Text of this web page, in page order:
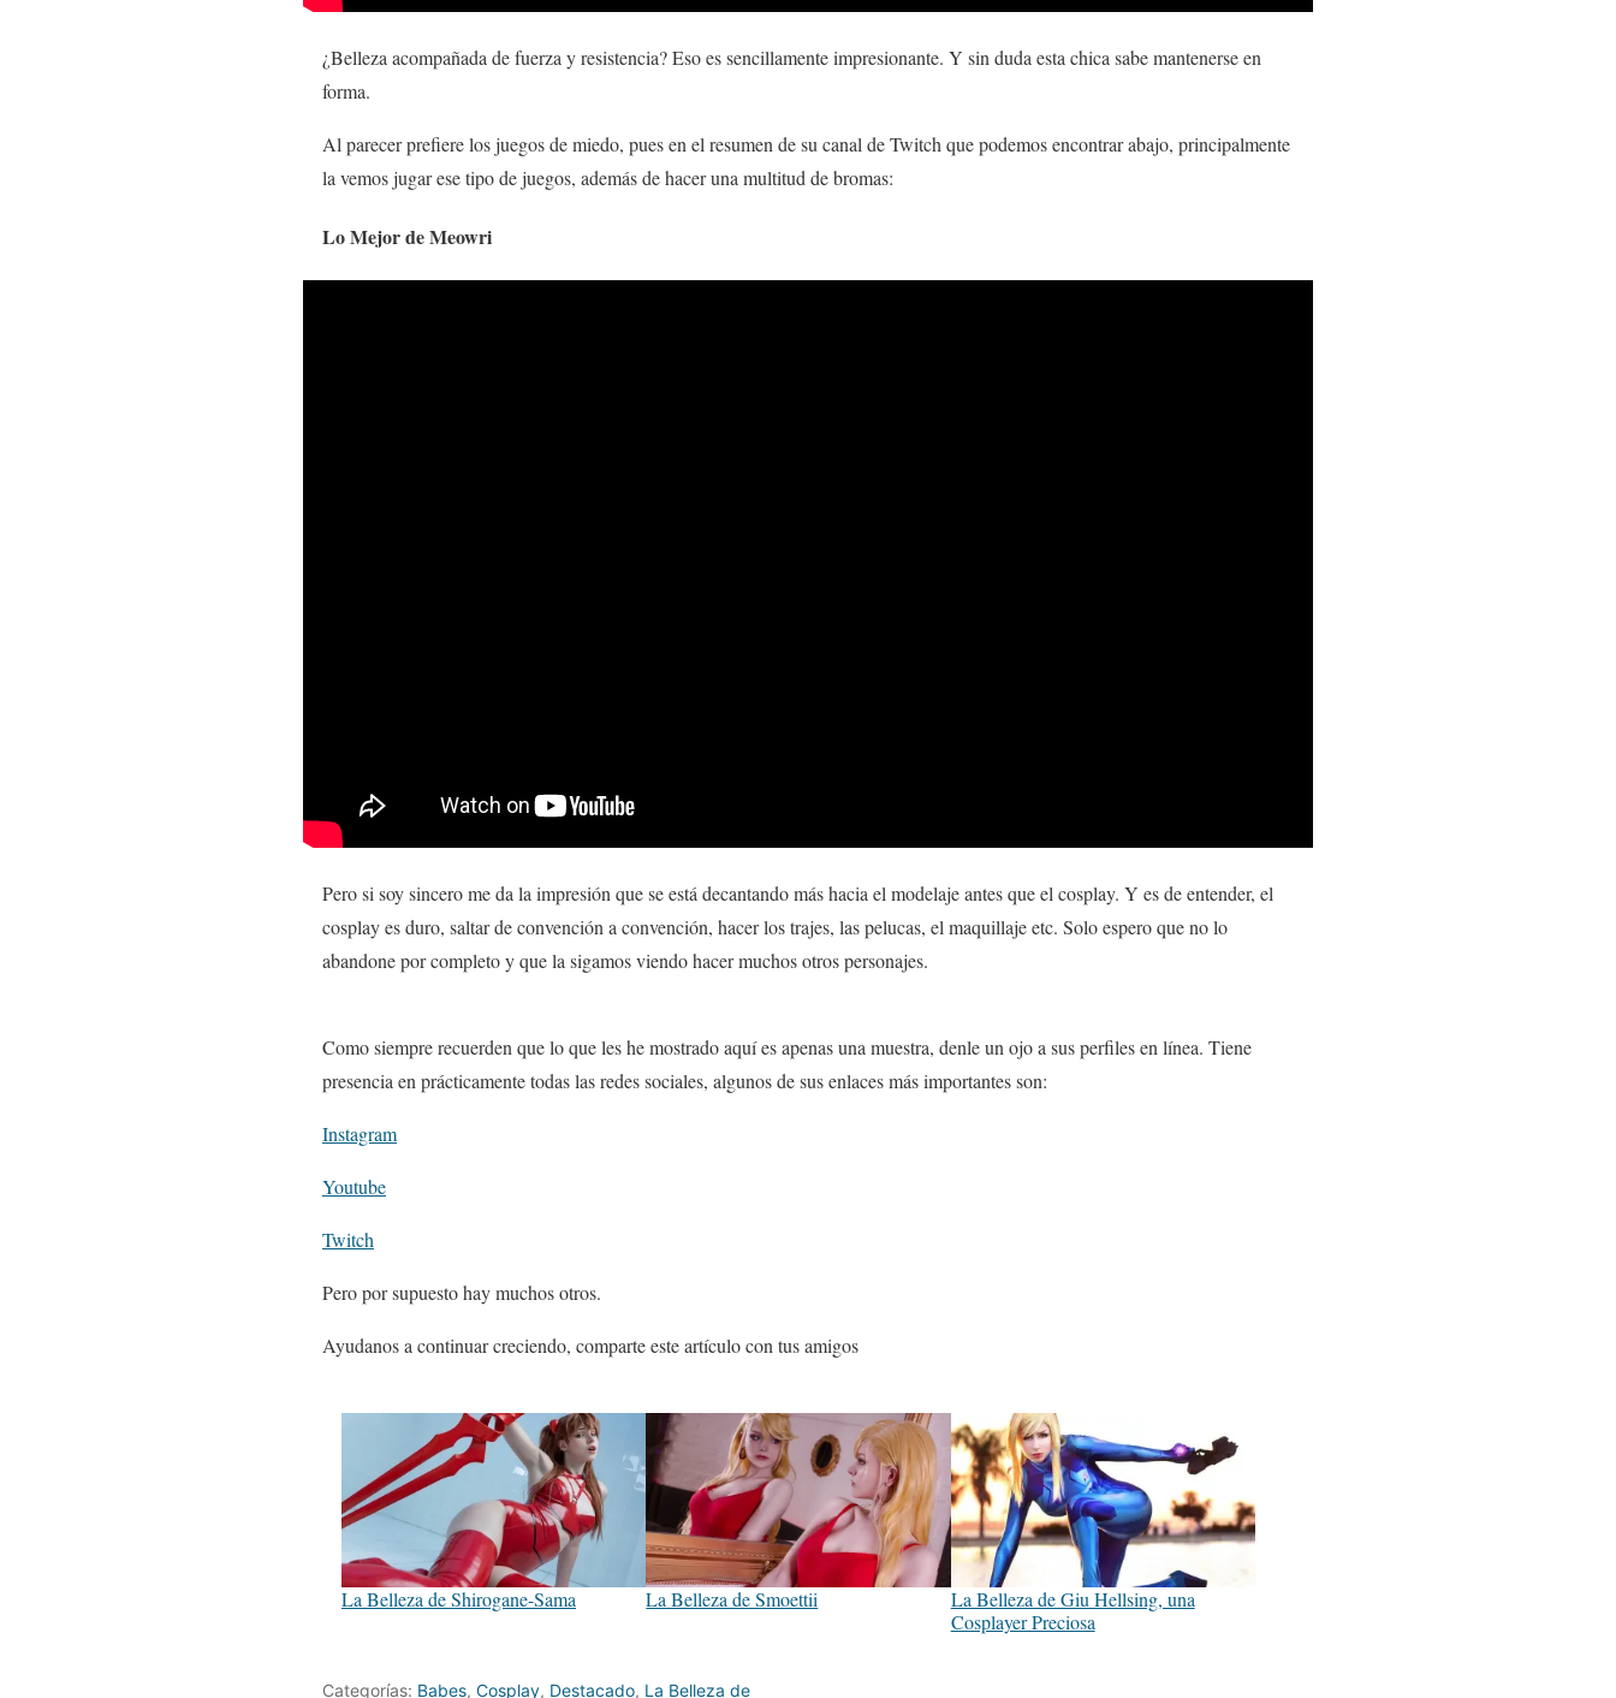
¿Belleza acompañada de fuerza y resistencia? Eso es sencillamente impresionante. Y sin duda esta chica sabe mantenerse en
forma.
Al parecer prefiere los juegos de miedo, pues en el resumen de su canal de Twitch que podemos encontrar abajo, principalmente
la vemos jugar ese tipo de juegos, además de hacer una multitud de bromas:
Lo Mejor de Meowri
Pero si soy sincero me da la impresión que se está decantando más hacia el modelaje antes que el cosplay. Y es de entender, el
cosplay es duro, saltar de convención a convención, hacer los trajes, las pelucas, el maquillaje etc. Solo espero que no lo
abandone por completo y que la sigamos viendo hacer muchos otros personajes.
Como siempre recuerden que lo que les he mostrado aquí es apenas una muestra, denle un ojo a sus perfiles en línea. Tiene
presencia en prácticamente todas las redes sociales, algunos de sus enlaces más importantes son:
Instagram
Youtube
Twitch
Pero por supuesto hay muchos otros.
Ayudanos a continuar creciendo, comparte este artículo con tus amigos
La Belleza de Shirogane-Sama La Belleza de Smoettii
La Belleza de Giu Hellsing, una
Cosplayer Preciosa
Categorías: Babes, Cosplay, Destacado, La Belleza de